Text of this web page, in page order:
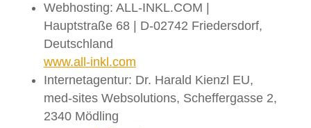
Webhosting: ALL-INKL.COM |
Hauptstraße 68 | D-02742 Friedersdorf,
Deutschland
www.all-inkl.com
Internetagentur: Dr. Harald Kienzl EU,
med-sites Websolutions, Scheffergasse 2,
2340 Mödling